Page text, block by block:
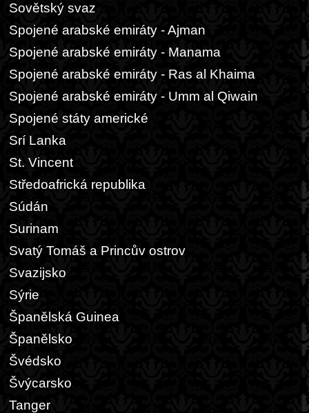
Sovětský svaz
Spojené arabské emiráty - Ajman
Spojené arabské emiráty - Manama
Spojené arabské emiráty - Ras al Khaima
Spojené arabské emiráty - Umm al Qiwain
Spojené státy americké
Srí Lanka
St. Vincent
Středoafrická republika
Súdán
Surinam
Svatý Tomáš a Princův ostrov
Svazijsko
Sýrie
Španělská Guinea
Španělsko
Švédsko
Švýcarsko
Tanger